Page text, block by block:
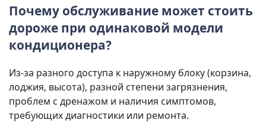
Почему обслуживание может стоить
дороже при одинаковой модели
кондиционера?
Из-за разного доступа к наружному блоку (корзина,
лоджия, высота), разной степени загрязнения,
проблем с дренажом и наличия симптомов,
требующих диагностики или ремонта.